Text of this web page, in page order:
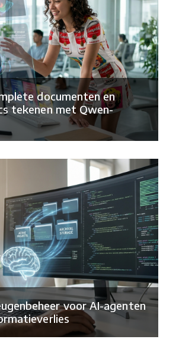
documenten en
tekenen met Qwen-
voor AI-agenten